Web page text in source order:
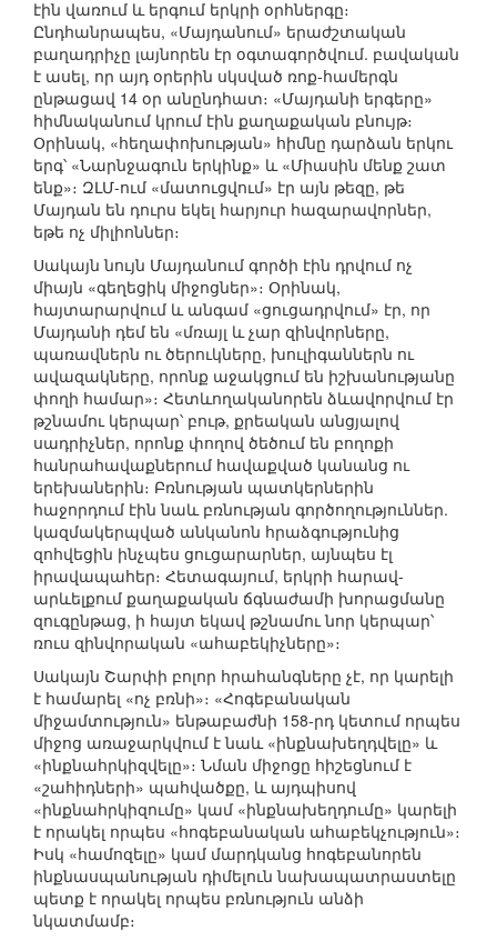
էին վառում և երգում երկրի օրհներգը։
Ընդհանրապես, «Մայդանում» երաժշտական
բաղադրիչը լայնորեն էր օգտագործվում. բավական
է ասել, որ այդ օրերին սկսված ռոք-համերգն
ընթացավ 14 օր անընդհատ։ «Մայդանի երգերը»
հիմնականում կրում էին քաղաքական բնույթ։
Օրինակ, «հեղափոխության» հիմնը դարձան երկու
երգ՝ «Նարնջագուն երկինք» և «Միասին մենք շատ
ենք»։ ԶԼՄ-ում «մատուցվում» էր այն թեզը, թե
Մայդան են դուրս եկել հարյուր հազարավորներ,
եթե ոչ միլիոններ։
Սակայն նույն Մայդանում գործի էին դրվում ոչ
միայն «գեղեցիկ միջոցներ»։ Օրինակ,
հայտարարվում և անգամ «ցուցադրվում» էր, որ
Մայդանի դեմ են «մռայլ և չար զինվորները,
պառավներն ու ծերուկները, խուլիգաններն ու
ավազակները, որոնք աջակցում են իշխանությանը
փողի համար»։ Հետևողականորեն ձևավորվում էր
թշնամու կերպար՝ բութ, քրեական անցյալով
սադրիչներ, որոնք փողով ծեծում են բողոքի
հանրահավաքներում հավաքված կանանց ու
երեխաներին։ Բռնության պատկերներին
հաջորդում էին նաև բռնության գործողություններ.
կազմակերպված անկանոն հրաձգությունից
զոհվեցին ինչպես ցուցարարներ, այնպես էլ
իրավապահեր։ Հետագայում, երկրի հարավ-
արևելքում քաղաքական ճգնաժամի խորացմանը
զուգընթաց, ի հայտ եկավ թշնամու նոր կերպար՝
ռուս զինվորական «ահաբեկիչները»։
Սակայն Շարփի բոլոր հրահանգները չէ, որ կարելի
է համարել «ոչ բռնի»։ «Հոգեբանական
միջամտություն» ենթաբաժնի 158-րդ կետում որպես
միջոց առաջարկվում է նաև «ինքնախեղդվելը» և
«ինքնահրկիզվելը»։ Նման միջոցը հիշեցնում է
«շահիդների» պահվածքը, և այդպիսով
«ինքնահրկիզումը» կամ «ինքնախեղդումը» կարելի
է որակել որպես «հոգեբանական ահաբեկչություն»։
Իսկ «համոզելը» կամ մարդկանց հոգեբանորեն
ինքնասպանության դիմելուն նախապատրաստելը
պետք է որակել որպես բռնություն անձի
նկատմամբ։